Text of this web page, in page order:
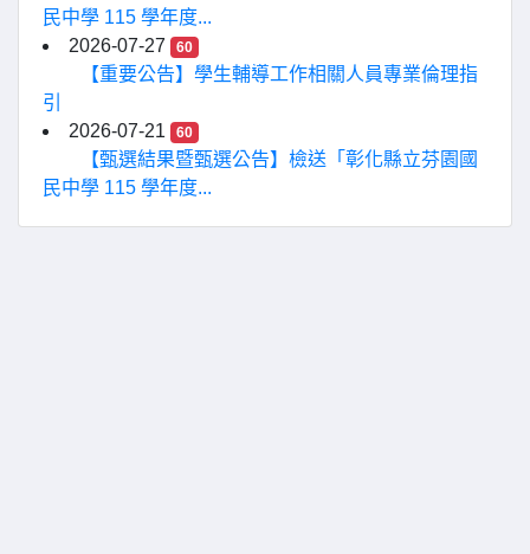
民中學 115 學年度...
2026-07-27
60
【重要公告】學生輔導工作相關人員專業倫理指
引
2026-07-21
60
【甄選結果暨甄選公告】檢送「彰化縣立芬園國
民中學 115 學年度...